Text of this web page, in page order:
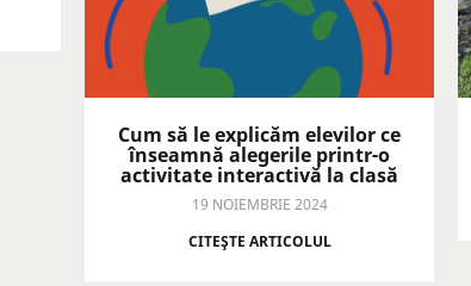
Cum să le explicăm elevilor ce
înseamnă alegerile printr-o
activitate interactivă la clasă
19 NOIEMBRIE 2024
CITEŞTE ARTICOLUL